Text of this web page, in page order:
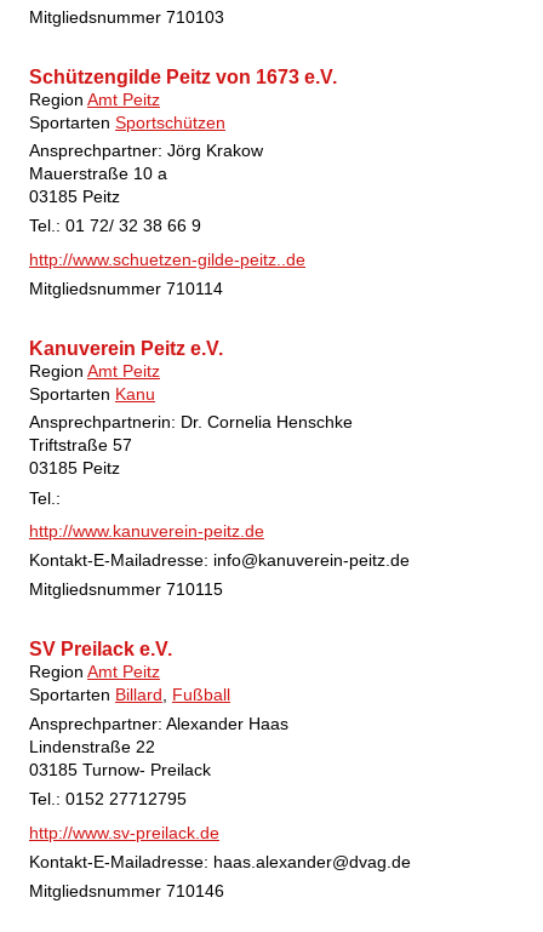
Mitgliedsnummer710103
Schützengilde Peitz von 1673 e.V.
Region Amt Peitz
Sportarten Sportschützen
Ansprechpartner: Jörg Krakow
Mauerstraße 10 a
03185 Peitz
Tel.: 01 72/ 32 38 66 9
http://www.schuetzen-gilde-peitz..de
Mitgliedsnummer710114
Kanuverein Peitz e.V.
Region Amt Peitz
Sportarten Kanu
Ansprechpartnerin: Dr. Cornelia Henschke
Triftstraße 57
03185 Peitz
Tel.:
http://www.kanuverein-peitz.de
Kontakt-E-Mailadresse: info@kanuverein-peitz.de
Mitgliedsnummer710115
SV Preilack e.V.
Region Amt Peitz
Sportarten Billard, Fußball
Ansprechpartner: Alexander Haas
Lindenstraße 22
03185 Turnow- Preilack
Tel.: 0152 27712795
http://www.sv-preilack.de
Kontakt-E-Mailadresse: haas.alexander@dvag.de
Mitgliedsnummer710146